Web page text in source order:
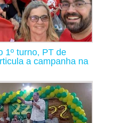
1º turno, PT de
a campanha na